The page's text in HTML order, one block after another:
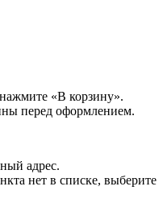
«В корзину».
перед оформлением.
адрес.
нет в списке, выберите